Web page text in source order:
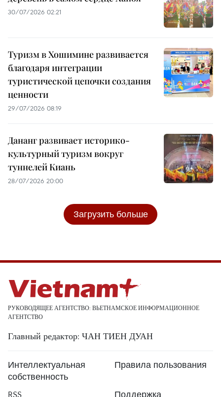
30/07/2026 02:21
Туризм в Хошимине развивается
благодаря интеграции
туристической цепочки создания
ценности
29/07/2026 08:19
Дананг развивает историко-
культурный туризм вокруг
туннелей Киань
28/07/2026 20:00
Загрузить больше
РУКОВОДЯЩЕЕ АГЕНТСТВО: ВЬЕТНАМСКОЕ ИНФОРМАЦИОННОЕ
АГЕНТСТВО
Главный редактор: ЧАН ТИЕН ДУАН
Интеллектуальная
собственность
Правила пользования
RSS Поддержка